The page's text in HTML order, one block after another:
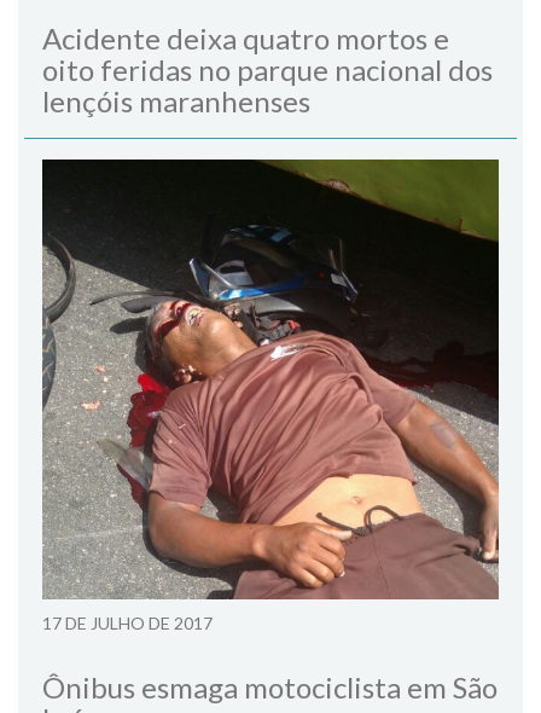
Acidente deixa quatro mortos e
oito feridas no parque nacional dos
lençóis maranhenses
17 DE JULHO DE 2017
Ônibus esmaga motociclista em São